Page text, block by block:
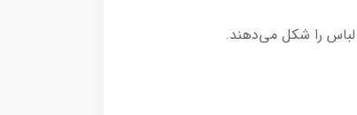
لباس را شکل می‌دهند.